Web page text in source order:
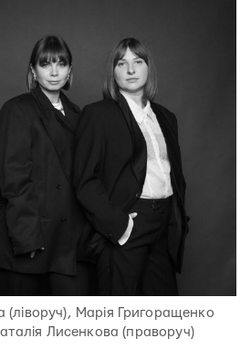
(ліворуч), Марія Григоращенко
Лисенкова (праворуч)